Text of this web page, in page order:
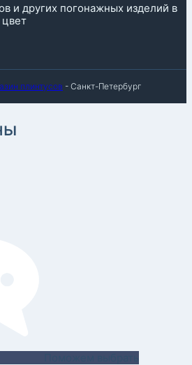
и других погонажных изделий в
плинтусов - Санкт-Петербург